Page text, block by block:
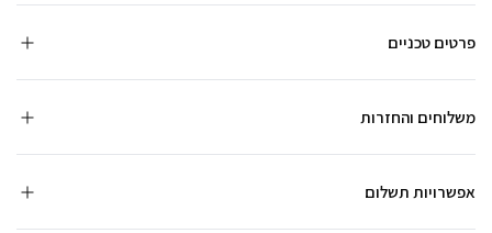
פרטים טכניים
משלוחים והחזרות
אפשרויות תשלום